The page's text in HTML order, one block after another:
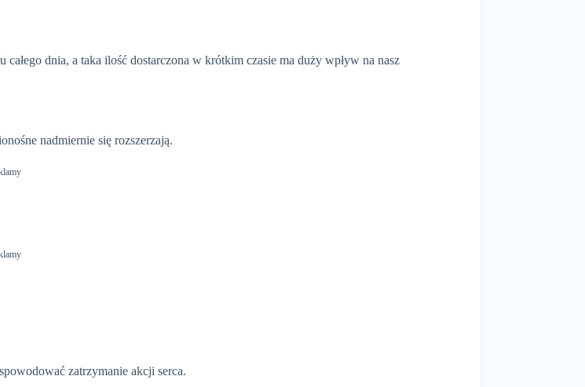
dnia, a taka ilość dostarczona w krótkim czasie ma duży wpływ na nasz
nadmiernie się rozszerzają.
zatrzymanie akcji serca.